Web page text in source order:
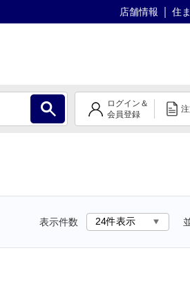
店舗情報 住
ログイン＆
会員登録
表示件数